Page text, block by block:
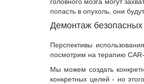
попасть в опухоль, они
Демонтаж безопасных
Перспективы
посмотрим на терапию CAR-
Мы можем создать
конкретных целей - но